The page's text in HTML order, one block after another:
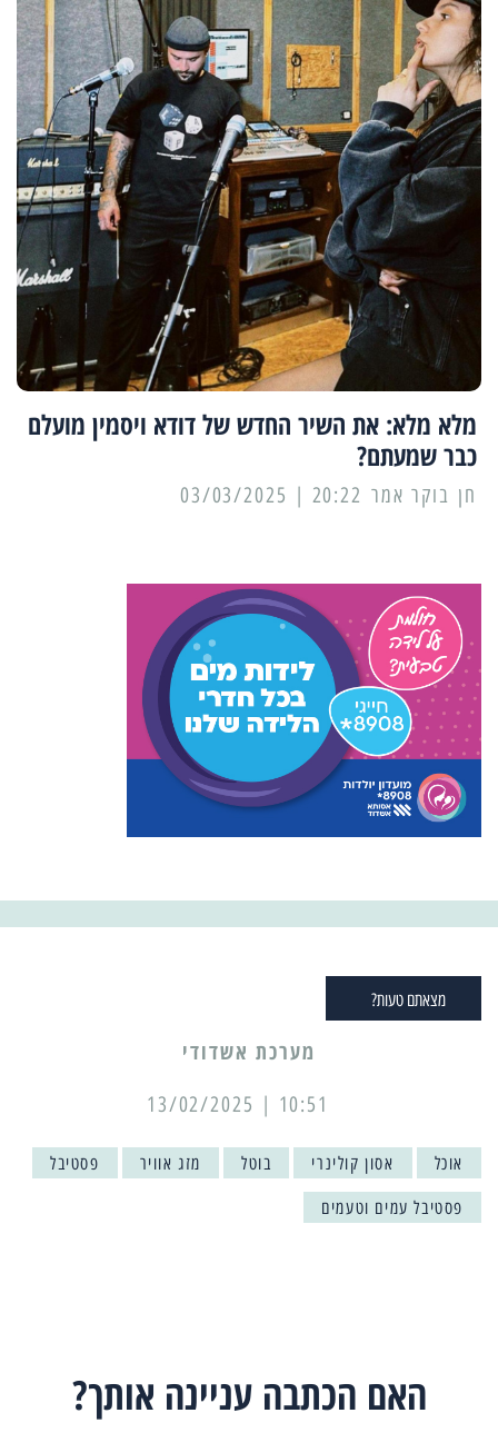
מלא מלא: את השיר החדש של דודא ויסמין מועלם
כבר שמעתם?
20:22 | 03/03/2025
מצאתם טעות?
מערכת אשדודי
10:51 | 13/02/2025
אוכל אסון קולינרי בוטל מזג אוויר פסטיבל
פסטיבל עמים וטעמים
האם הכתבה עניינה אותך?